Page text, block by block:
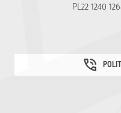
PL22 1240